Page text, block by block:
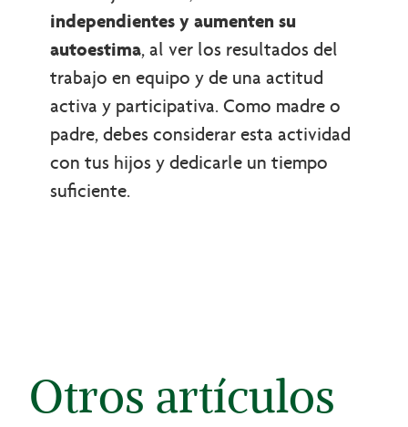
independientes y aumenten su
autoestima, al ver los resultados del
trabajo en equipo y de una actitud
activa y participativa. Como madre o
padre, debes considerar esta actividad
con tus hijos y dedicarle un tiempo
suficiente.
Otros artículos